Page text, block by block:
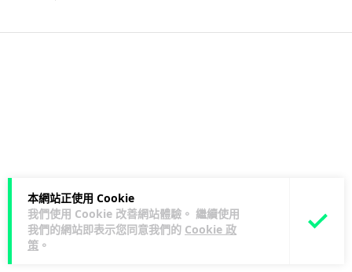
本網站正使用 Cookie
我們使用 Cookie 改善網站體驗。 繼續使用
我們的網站即表示您同意我們的 Cookie 政
策 。